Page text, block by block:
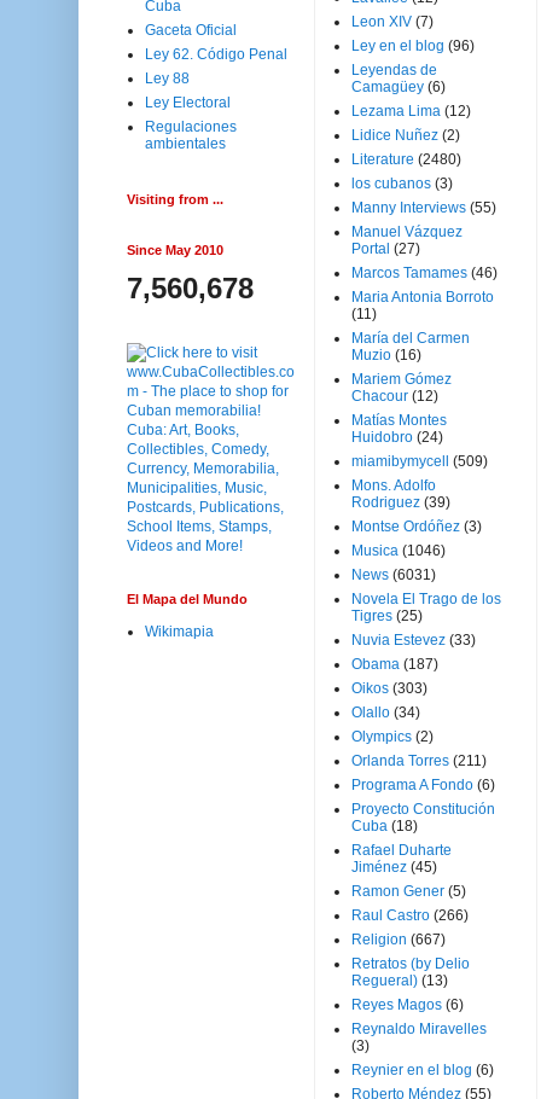
Cuba
Gaceta Oficial
Ley 62. Código Penal
Ley 88
Ley Electoral
Regulaciones
ambientales
Visiting from ...
Since May 2010
7,560,678
El Mapa del Mundo
Wikimapia
Leon XIV (7)
Ley en el blog (96)
Leyendas de
Camagüey (6)
Lezama Lima (12)
Lidice Nuñez (2)
Literature (2480)
los cubanos (3)
Manny Interviews (55)
Manuel Vázquez
Portal (27)
Marcos Tamames (46)
Maria Antonia Borroto
(11)
María del Carmen
Muzio (16)
Mariem Gómez
Chacour (12)
Matías Montes
Huidobro (24)
miamibymycell
(509)
Mons. Adolfo
Rodriguez (39)
Montse Ordóñez (3)
Musica (1046)
News (6031)
Novela El Trago de los
Tigres (25)
Nuvia Estevez (33)
Obama (187)
Oikos (303)
Olallo (34)
Olympics (2)
Orlanda Torres (211)
Programa A Fondo (6)
Proyecto Constitución
Cuba (18)
Rafael Duharte
Jiménez (45)
Ramon Gener (5)
Raul Castro (266)
Religion (667)
Retratos (by Delio
Regueral) (13)
Reyes Magos (6)
Reynaldo Miravelles
(3)
Reynier en el blog (6)
Roberto Méndez (55)